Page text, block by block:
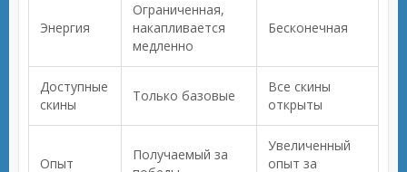
Энергия
Ограниченная,
накапливается
медленно
Бесконечная
Доступные
скины
Только базовые
Все скины
открыты
Опыт
Получаемый за
Увеличенный
опыт за